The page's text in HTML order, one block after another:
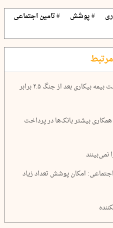
# پوشش
# تامین اجتماعی
معاون اشتغال وزارت کار: درخواست بیمه بیکاری بعد از جنگ ۲.۵ برابر
بیشتر بانک‌ها در پرداخت
امکان پوشش تعداد زیاد